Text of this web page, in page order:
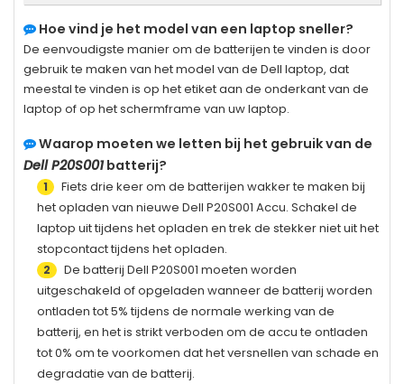
Hoe vind je het model van een laptop sneller?
De eenvoudigste manier om de batterijen te vinden is door
gebruik te maken van het model van de Dell laptop, dat
meestal te vinden is op het etiket aan de onderkant van de
laptop of op het schermframe van uw laptop.
Waarop moeten we letten bij het gebruik van de
Dell P20S001batterij?
1
Fiets drie keer om de batterijen wakker te maken bij
het opladen van nieuwe Dell P20S001 Accu. Schakel de
laptop uit tijdens het opladen en trek de stekker niet uit het
stopcontact tijdens het opladen.
2 De batterij Dell P20S001 moeten worden
uitgeschakeld of opgeladen wanneer de batterij worden
ontladen tot 5% tijdens de normale werking van de
batterij, en het is strikt verboden om de accu te ontladen
tot 0% om te voorkomen dat het versnellen van schade en
degradatie van de batterij.